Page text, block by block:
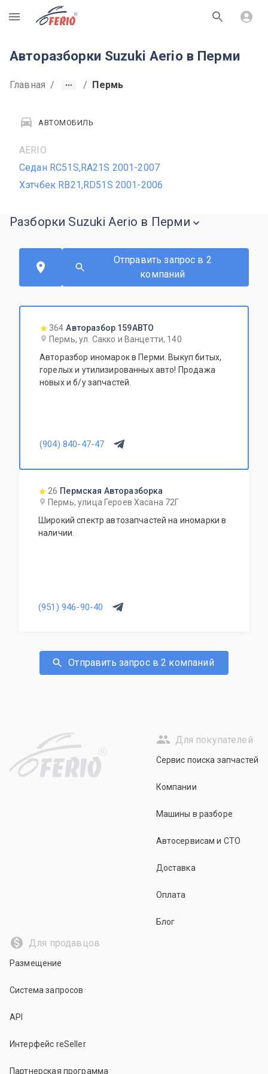
R
Авторазборки Suzuki Aerio в Перми
Главная / / Пермь
АВТОМОБИЛЬ
AERIO
Седан RC51S,RA21S 2001-2007
Хэтчбек RB21,RD51S 2001-2006
Разборки Suzuki Aerio в Перми
Отправить запрос в 2
компаний
364 Авторазбор 159АВТО
Пермь, ул. Сакко и Ванцетти, 140
Авторазбор иномарок в Перми. Выкуп битых,
горелых и утилизированных авто! Продажа
новых и б/у запчастей.
(904) 840-47-47
26 Пермская Авторазборка
Пермь, улица Героев Хасана 72Г
Широкий спектр автозапчастей на иномарки в
наличии.
(951) 946-90-40
Отправить запрос в 2 компаний
R
Для покупателей
Сервис поиска запчастей
Компании
Машины в разборе
Автосервисам и СТО
Доставка
Оплата
Блог
Для продавцов
Размещение
Система запросов
API
Интерфейс reSeller
Партнерская программа